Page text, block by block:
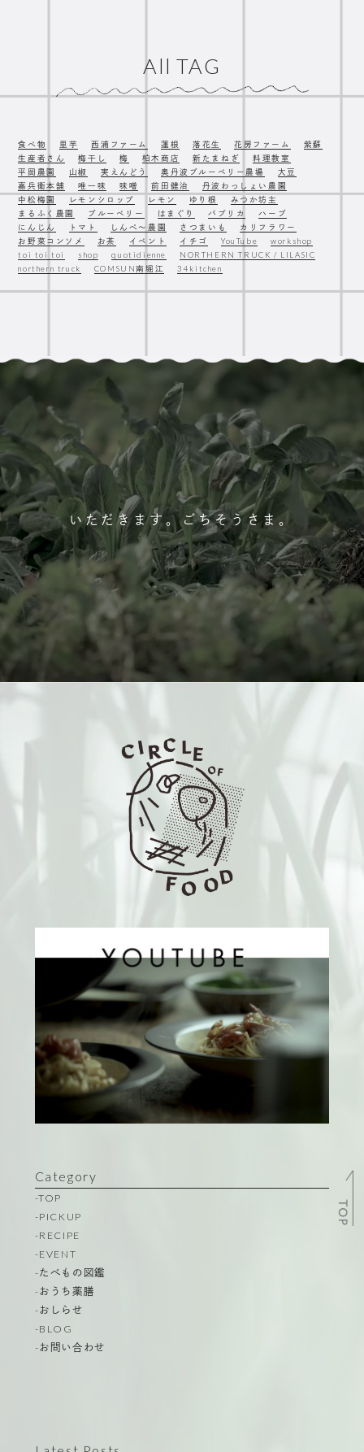
All TAG
食べ物 里芋 西浦ファーム 蓮根 落花生 花房ファーム
紫蘇
生産者さん
梅干し 梅 柏木商店 新たまねぎ
料理教室
平岡農園
山椒 実えんどう 奥丹波ブルーベリー農場
大豆
嘉兵衛本舗
唯一味 味噌 前田健治
丹波わっしょい農園
中松梅園
レモンシロップ レモン ゆり根
みつか坊主
まるふく農園
ブルーベリー はまぐり パプリカ
ハーブ
にんじん
トマト しんぺ〜農園 さつまいも
カリフラワー
お野菜コンソメ
お茶 イベント イチゴ YouTube
workshop
toi toi toi
shop quotidienne
NORTHERN TRUCK / LILASIC
northern truck
COMSUN南堀江 34kitchen
いただきます。ごちそうさま。
Category
-TOP
-PICKUP
-RECIPE
-EVENT
-たべもの図鑑
-おうち薬膳
-おしらせ
-BLOG
-お問い合わせ
TOP